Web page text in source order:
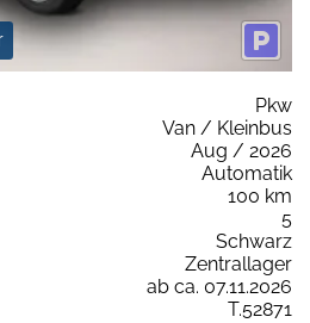
Pkw
Van / Kleinbus
Aug / 2026
Automatik
100 km
5
Schwarz
Zentrallager
ab ca. 07.11.2026
T.52871